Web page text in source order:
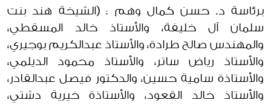
برئاسة د. حسن كمال وهم : (الشيخة هند بنت
سلمان آل خليفة، والأستاذ خالد المسقطي،
والمهندس صالح طرادة، والأستاذ عبدالكريم بوجيري،
والأستاذ رياض ساتر، والأستاذ محمود الديلمي،
والأستاذة سامية حسين، والدكتور فيصل عبدالقادر،
والأستاذ خالد القعود، والأستاذة خيرية دشتي،